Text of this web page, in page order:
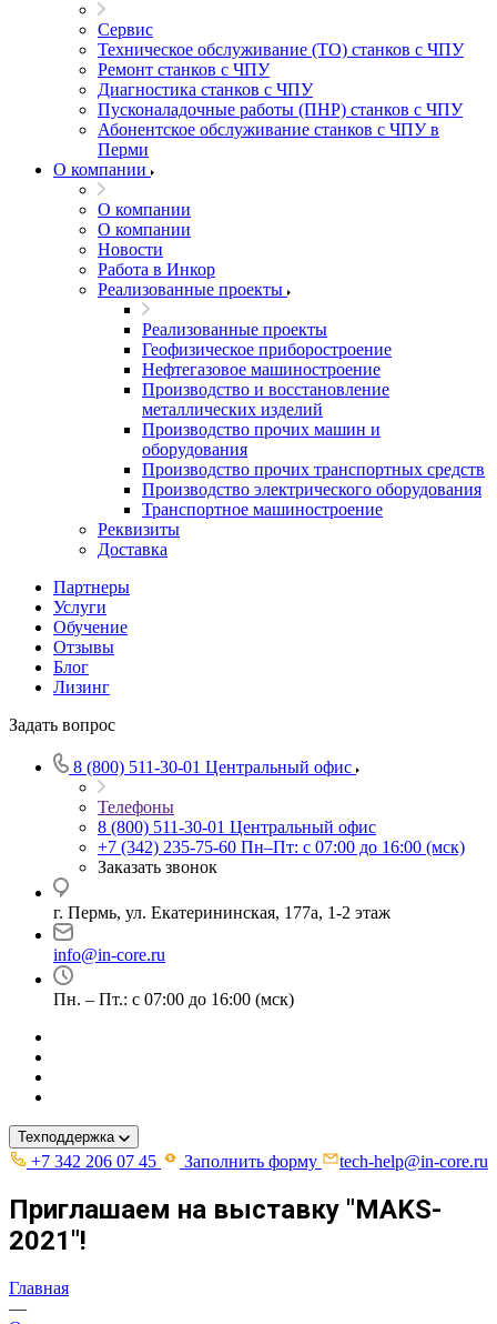
Сервис
Техническое обслуживание (ТО) станков с ЧПУ
Ремонт станков с ЧПУ
Диагностика станков с ЧПУ
Пусконаладочные работы (ПНР) станков с ЧПУ
Абонентское обслуживание станков с ЧПУ в
Перми
О компании
О компании
О компании
Новости
Работа в Инкор
Реализованные проекты
Реализованные проекты
Геофизическое приборостроение
Нефтегазовое машиностроение
Производство и восстановление
металлических изделий
Производство прочих машин и
оборудования
Производство прочих транспортных средств
Производство электрического оборудования
Транспортное машиностроение
Реквизиты
Доставка
Партнеры
Услуги
Обучение
Отзывы
Блог
Лизинг
Задать вопрос
8 (800) 511-30-01 Центральный офис
Телефоны
8 (800) 511-30-01 Центральный офис
+7 (342) 235-75-60 Пн–Пт: с 07:00 до 16:00 (мск)
Заказать звонок
г. Пермь, ул. ​Екатерининская, 177а, ​1-2 этаж
info@in-core.ru
Пн. – Пт.: с 07:00 до 16:00 (мск)
Техподдержка
+7 342 206 07 45 Заполнить форму tech-help@in-core.ru
Приглашаем на выставку "MAKS-
2021"!
Главная
—